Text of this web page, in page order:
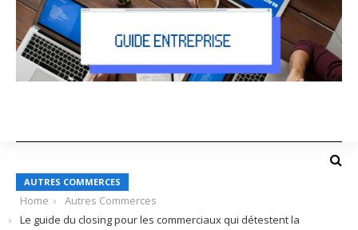
AUTRES COMMERCES
Home
Autres Commerces
Le guide du closing pour les commerciaux qui détestent la